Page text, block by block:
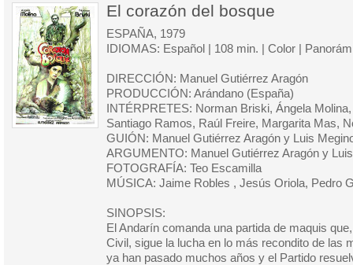
El corazón del bosque
ESPAÑA, 1979
IDIOMAS: Español | 108 min. | Color |
DIRECCIÓN: Manuel Gutiérrez Aragón
PRODUCCIÓN: Arándano (España)
INTÉRPRETES: Norman Briski, Ángela
Santiago Ramos, Raúl Freire, Margarita Mas,
GUIÓN: Manuel Gutiérrez Aragón y Luis
ARGUMENTO: Manuel Gutiérrez Aragón y
FOTOGRAFÍA: Teo Escamilla
MÚSICA: Jaime Robles , Jesús Oriola, Pedro
SINOPSIS:
El Andarín comanda una partida de maquis
Civil, sigue la lucha en lo más recondito de las
ya han pasado muchos años y el Partido